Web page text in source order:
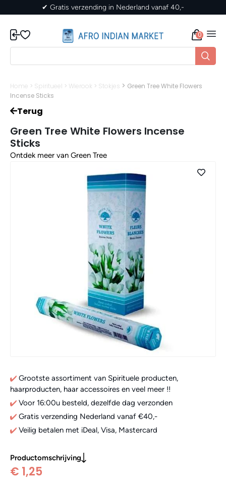
✔ Gratis verzending in Nederland
0
Home > Spiritueel > Wierook > Stokjes > Green Tree White Flowers
Incense Sticks
Terug
Green Tree White Flowers Incense
Sticks
Ontdek meer van Green Tree
Grootste assortiment van Spirituele producten,
haarproducten, haar accessoires en veel meer !!
Voor 16:00u besteld, dezelfde dag verzonden
Gratis verzending Nederland vanaf €40,-
Veilig betalen met iDeal, Visa, Mastercard
Productomschrijving
€ 1,25